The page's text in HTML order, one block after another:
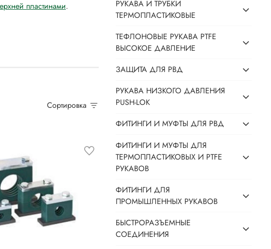
пластинами.
Сортировка
РУКАВА И ТРУБКИ
ТЕРМОПЛАСТИКОВЫЕ
ТЕФЛОНОВЫЕ РУКАВА PTFE
ВЫСОКОЕ ДАВЛЕНИЕ
ЗАЩИТА ДЛЯ РВД
РУКАВА НИЗКОГО ДАВЛЕНИЯ
PUSH-LOK
ФИТИНГИ И МУФТЫ ДЛЯ РВД
ФИТИНГИ И МУФТЫ ДЛЯ
ТЕРМОПЛАСТИКОВЫХ И PTFE
РУКАВОВ
ФИТИНГИ ДЛЯ
ПРОМЫШЛЕННЫХ РУКАВОВ
БЫСТРОРАЗЪЕМНЫЕ
СОЕДИНЕНИЯ